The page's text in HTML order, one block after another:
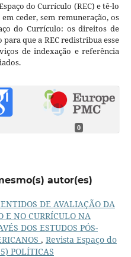
do Currículo (REC) e tê-lo
ceder, sem remuneração, os
do Currículo: os direitos de
que a REC redistribua esse
de indexação e referência
0
autor(es)
DE AVALIAÇÃO DA
E NO CURRÍCULO NA
DOS ESTUDOS PÓS-
, Revista Espaço do
POLÍTICAS